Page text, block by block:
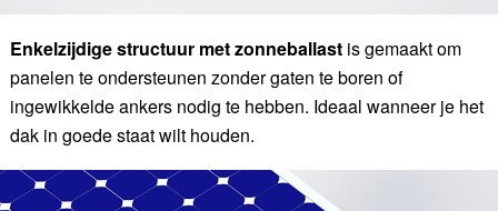
Enkelzijdige structuur met zonneballast is gemaakt om
panelen te ondersteunen zonder gaten te boren of
ingewikkelde ankers nodig te hebben. Ideaal wanneer je het
dak in goede staat wilt houden.